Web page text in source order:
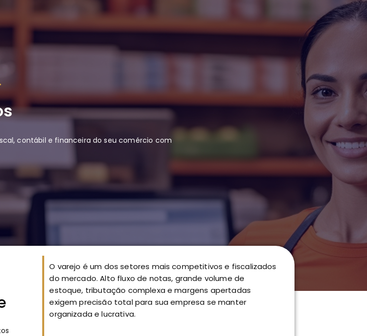
contábil e financeira do seu comércio com
O varejo é um dos setores mais competitivos e fiscalizados
do mercado. Alto fluxo de notas, grande volume de
estoque, tributação complexa e margens apertadas
exigem precisão total para sua empresa se manter
organizada e lucrativa.